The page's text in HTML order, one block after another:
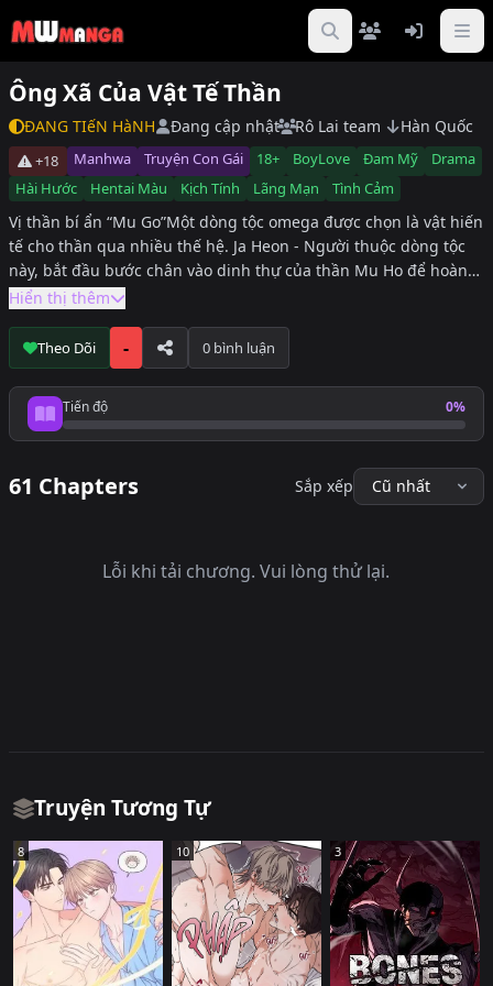
Ông Xã Của Vật Tế Thần
ĐANG TIếN HàNH Đang cập nhật Rô Lai team Hàn Quốc
+18 Manhwa Truyện Con Gái 18+ BoyLove Đam Mỹ
Drama
Hài Hước
Hentai Màu Kịch Tính Lãng Mạn Tình Cảm
Vị thần bí ẩn “Mu Go”Một dòng tộc omega được chọn là vật hiến
tế cho thần qua nhiều thế hệ. Ja Heon - Người thuộc dòng tộc
này, bắt đầu bước chân vào dinh thự của thần Mu Ho để hoàn
thành trách nhiệm trở thành một vật hiến tế. Như thường lệ, Ja
lời hứa từ ‘nhân cách ông già’ của Mu Ho những nhân cách còn
lại không thể cắn nuốt anh. Thế là Ja Heon bất đắc dĩ trở thành
người làm việc vặt trong dinh thự và bắt đầu tập thích nghi với
cuộc sống mới? với vai trò là một vật tế thần. Cứ như thế Ja
Heon cùng sống với Mu Go rồi dần dần anh nhận ra sự tồn tại
của những người này là như thế nào…Câu chuyện về tình yêu
nảy mầm trong nỗi cô đơn. #ABO #Quan hệ hợp đồng #Đa
Hiển thị thêm
Theo Dõi - 0 bình luận
Tiến độ 0%
Tiến độ đọc
61 Chapters Sắp xếp
Lỗi khi tải chương. Vui lòng thử lại.
Truyện Tương Tự
8 10 3